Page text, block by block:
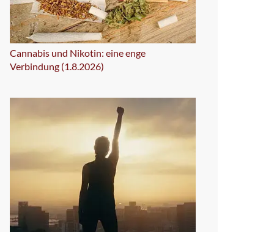
Cannabis und Nikotin: eine enge
Verbindung (1.8.2026)